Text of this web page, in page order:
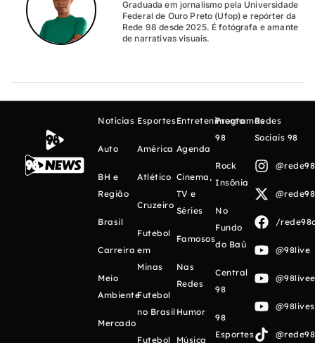
Graduada em jornalismo pela Universidade
Federal de Ouro Preto (Ufop) e repórter da
Rede 98 desde 2025. É fotógrafa e amante
de narrativas visuais.
Notícias
Auto
BH e
Região
Brasil
Carreira
Meio
Ambiente
Mercado
Esportes
América
Atlético
Cruzeiro
Futebol
em
Minas
Futebol
no Brasil
Futebol
Entretenimento
Agenda
Cinema,
TV e
Séries
Famosos
Nas
Redes
Humor
Música
Programas
98
Rock
Insônia
No
Fundo
do Baú
Central
98
98
Esportes
Redes
Sociais 98
/
@98live